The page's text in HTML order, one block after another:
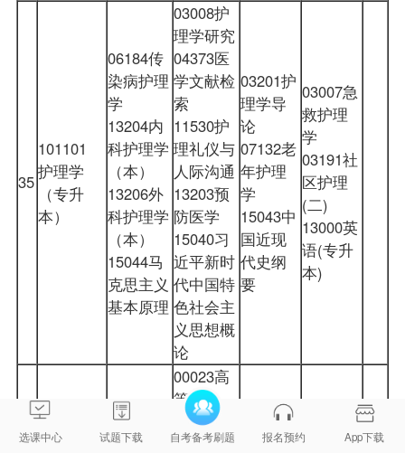
35
101101
护理学
（专升
本）
06184传
染病护理
学
13204内
科护理学
（本）
13206外
科护理学
（本）
15044马
克思主义
基本原理
03008护
理学研究
04373医
学文献检
索
11530护
理礼仪与
人际沟通
13203预
防医学
15040习
近平新时
代中国特
色社会主
义思想概
论
03201护
理学导
论
07132老
年护理
学
15043中
国近现
代史纲
要
03007急
救护理
学
03191社
区护理
(二)
13000英
语(专升
本)
02134信
息系统设
00023高
等数学
(工本)
13013高
选课中心 试题下载 自考备考刷题 报名预约 App下载